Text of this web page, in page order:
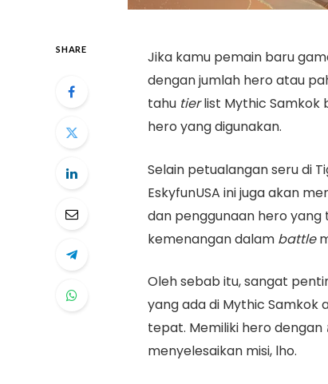
SHARE Jika kamu pemain baru
dengan jumlah hero atau
tahu tierlist Mythic Samkok
hero yang digunakan.
Selain petualangan seru di
EskyfunUSA ini juga akan
dan penggunaan hero
kemenangan dalam battle
Oleh sebab itu, sangat
yang ada di Mythic
tepat. Memiliki hero dengan
menyelesaikan misi, lho.